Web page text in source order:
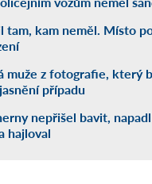
tam, kam neměl. Místo
muže z fotografie, který
případu
nepřišel bavit, napadl
hajloval